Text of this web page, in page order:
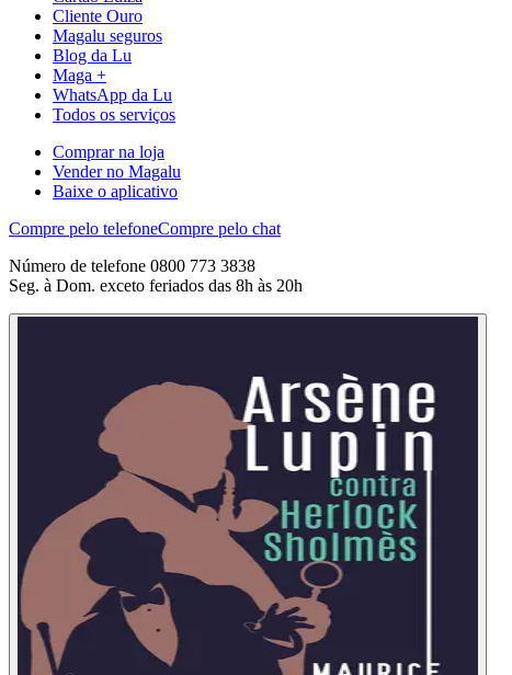
Cliente Ouro
Magalu seguros
Blog da Lu
Maga +
WhatsApp da Lu
Todos os serviços
Comprar na loja
Vender no Magalu
Baixe o aplicativo
Compre pelo telefoneCompre pelo chat
Número de telefone 0800 773 3838
Seg. à Dom. exceto feriados das 8h às 20h